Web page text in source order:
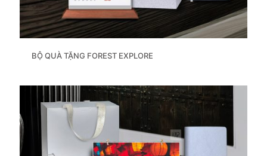
BỘ QUÀ TẶNG FOREST EXPLORE